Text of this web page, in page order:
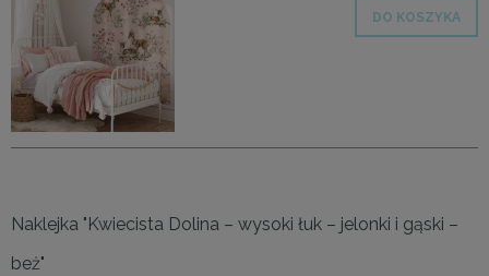
DO KOSZYKA
Naklejka "Kwiecista Dolina – wysoki łuk – jelonki i gąski –
beż"